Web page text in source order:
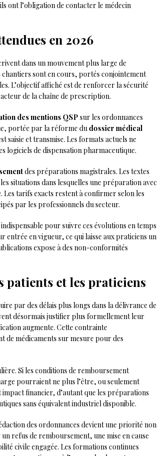
ont l’obligation de contacter le médecin
en 2026
dans un mouvement plus large de
sont en cours, portés conjointement
L’objectif affiché est de renforcer la sécurité
de la chaîne de prescription.
des mentions QSP sur les ordonnances
portée par la réforme du dossier médical
saisie et transmise. Les formats actuels ne
de dispensation pharmaceutique.
des préparations magistrales. Les textes
situations dans lesquelles une préparation avec
. Les tarifs exacts restent à confirmer selon les
par les professionnels du secteur.
pour suivre ces évolutions en temps
entrée en vigueur, ce qui laisse aux praticiens un
expose à des non-conformités
patients et les praticiens
par des délais plus longs dans la délivrance de
désormais justifier plus formellement leur
augmente. Cette contrainte
de médicaments sur mesure pour des
Si les conditions de remboursement
pourraient ne plus l’être, ou seulement
financier, d’autant que les préparations
sans équivalent industriel disponible.
des ordonnances devient une priorité non
refus de remboursement, une mise en cause
civile engagée. Les formations continues